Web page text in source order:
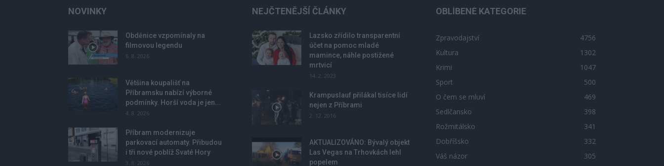
NOVINKY
Obděnice vzpomínaly na
filmovou legendu
6. 8. 2026
Většina koupališť na
Příbramsku nabízí výborné
podmínky. Horší voda je jen...
4. 8. 2026
Příbram modernizuje
parkovací automaty. Přibudou
i tři nové poblíž Svaté Hory
3. 8. 2026
NEJČTENĚJŠÍ ČLÁNKY
Lazsko zřídilo transparentní
účet na pomoc mladé
mamince, náhle postižené
mrtvicí
14. 2. 2023
Krampuslauf přilákal tisíce lidí
nejen z Příbrami
2. 12. 2016
AKTUALIZOVÁNO: Bývalý objekt
Las Vegas na Trhovkách lehl
popelem
OBLÍBENÉ KATEGORIE
Zpravodajství
4756
Kultura
1302
Krimi
1047
Sport
500
O čem se mluví
469
Sedlčansko
398
Rožmitálsko
341
Dobříšsko
332
Váš názor
305